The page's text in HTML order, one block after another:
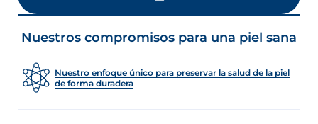
LOAD MORE
Nuestros compromisos para una piel sana
Nuestro enfoque único para preservar la salud de la piel
de forma duradera